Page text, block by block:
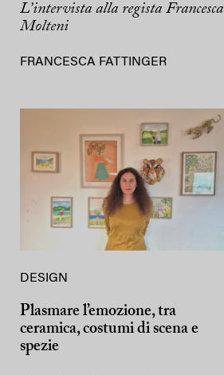
L’intervista alla regista Francesca
Molteni
FRANCESCA FATTINGER
DESIGN
Plasmare l’emozione, tra
ceramica, costumi di scena e
spezie